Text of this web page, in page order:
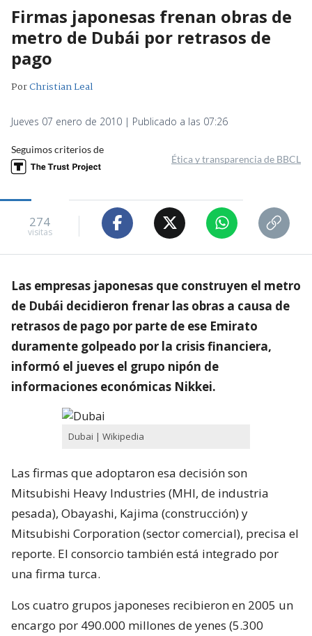
Firmas japonesas frenan obras de
metro de Dubái por retrasos de
pago
PorChristian Leal
Jueves 07 enero de 2010 | Publicado a las 07:26
Seguimos criterios de
Ética y transparencia de BBCL
274
visitas
Las empresas japonesas que construyen el metro
de Dubái decidieron frenar las obras a causa de
retrasos de pago por parte de ese Emirato
duramente golpeado por la crisis financiera,
informó el jueves el grupo nipón de
informaciones económicas Nikkei.
Dubai | Wikipedia
Las firmas que adoptaron esa decisión son
Mitsubishi Heavy Industries (MHI, de industria
pesada), Obayashi, Kajima (construcción) y
Mitsubishi Corporation (sector comercial), precisa el
reporte. El consorcio también está integrado por
una firma turca.
Los cuatro grupos japoneses recibieron en 2005 un
encargo por 490.000 millones de yenes (5.300